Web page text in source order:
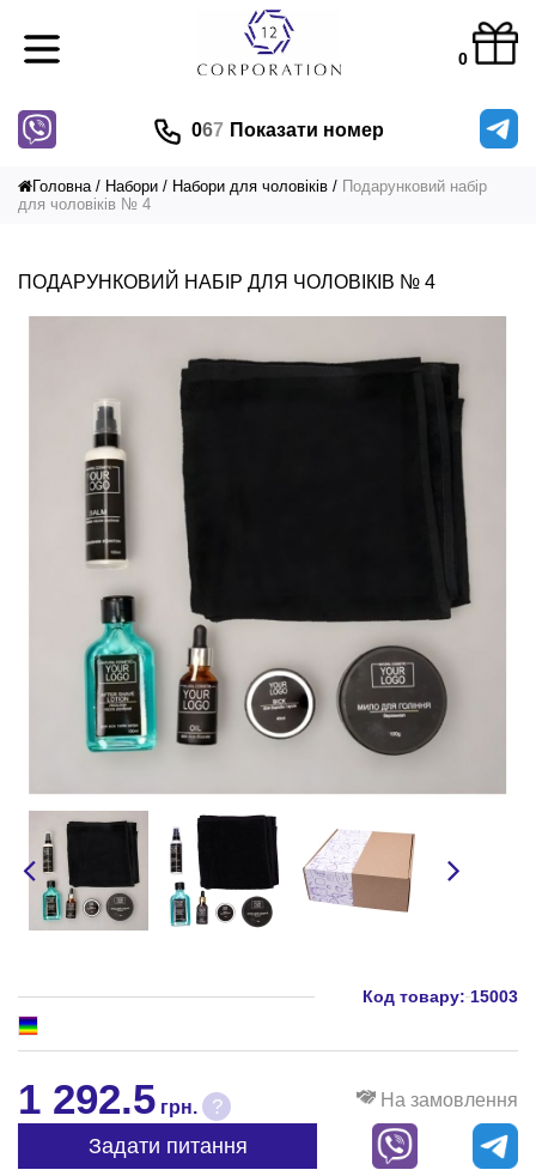
0
067 Показати номер
Головна Набори Набори для чоловіків
Подарунковий набір
для чоловіків № 4
ПОДАРУНКОВИЙ НАБІР ДЛЯ ЧОЛОВІКІВ № 4
Код товару: 15003
1 292.5 грн. ? На замовлення
Задати питання